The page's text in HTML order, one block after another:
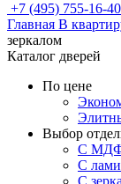
+7 (495) 755-16-40
Главная В
зеркалом
Каталог дверей
По цене
Выбор
С
С
С